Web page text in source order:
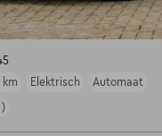
km Elektrisch
Automaat